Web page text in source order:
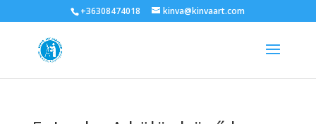
+36308474018 kinva@kinvaart.com